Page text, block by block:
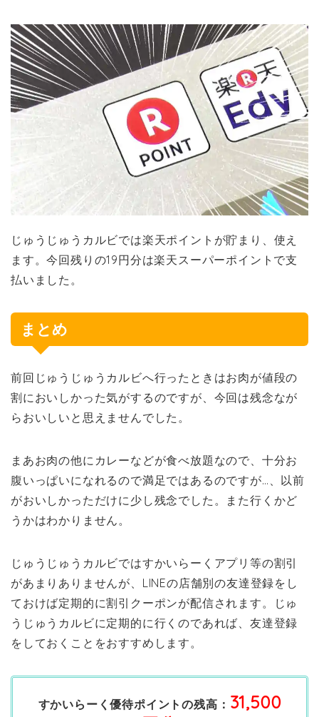
じゅうじゅうカルビでは楽天ポイントが貯まり、使え
ます。今回残りの19円分は楽天スーパーポイントで支
払いました。
まとめ
前回じゅうじゅうカルビへ行ったときはお肉が値段の
割においしかった気がするのですが、今回は残念なが
らおいしいと思えませんでした。
まあお肉の他にカレーなどが食べ放題なので、十分お
腹いっぱいになれるので満足ではあるのですが…、以前
がおいしかっただけに少し残念でした。また行くかど
うかはわかりません。
じゅうじゅうカルビではすかいらーくアプリ等の割引
があまりありませんが、LINEの店舗別の友達登録をし
ておけば定期的に割引クーポンが配信されます。じゅ
うじゅうカルビに定期的に行くのであれば、友達登録
をしておくことをおすすめします。
すかいらーく優待ポイントの残高： 31,500